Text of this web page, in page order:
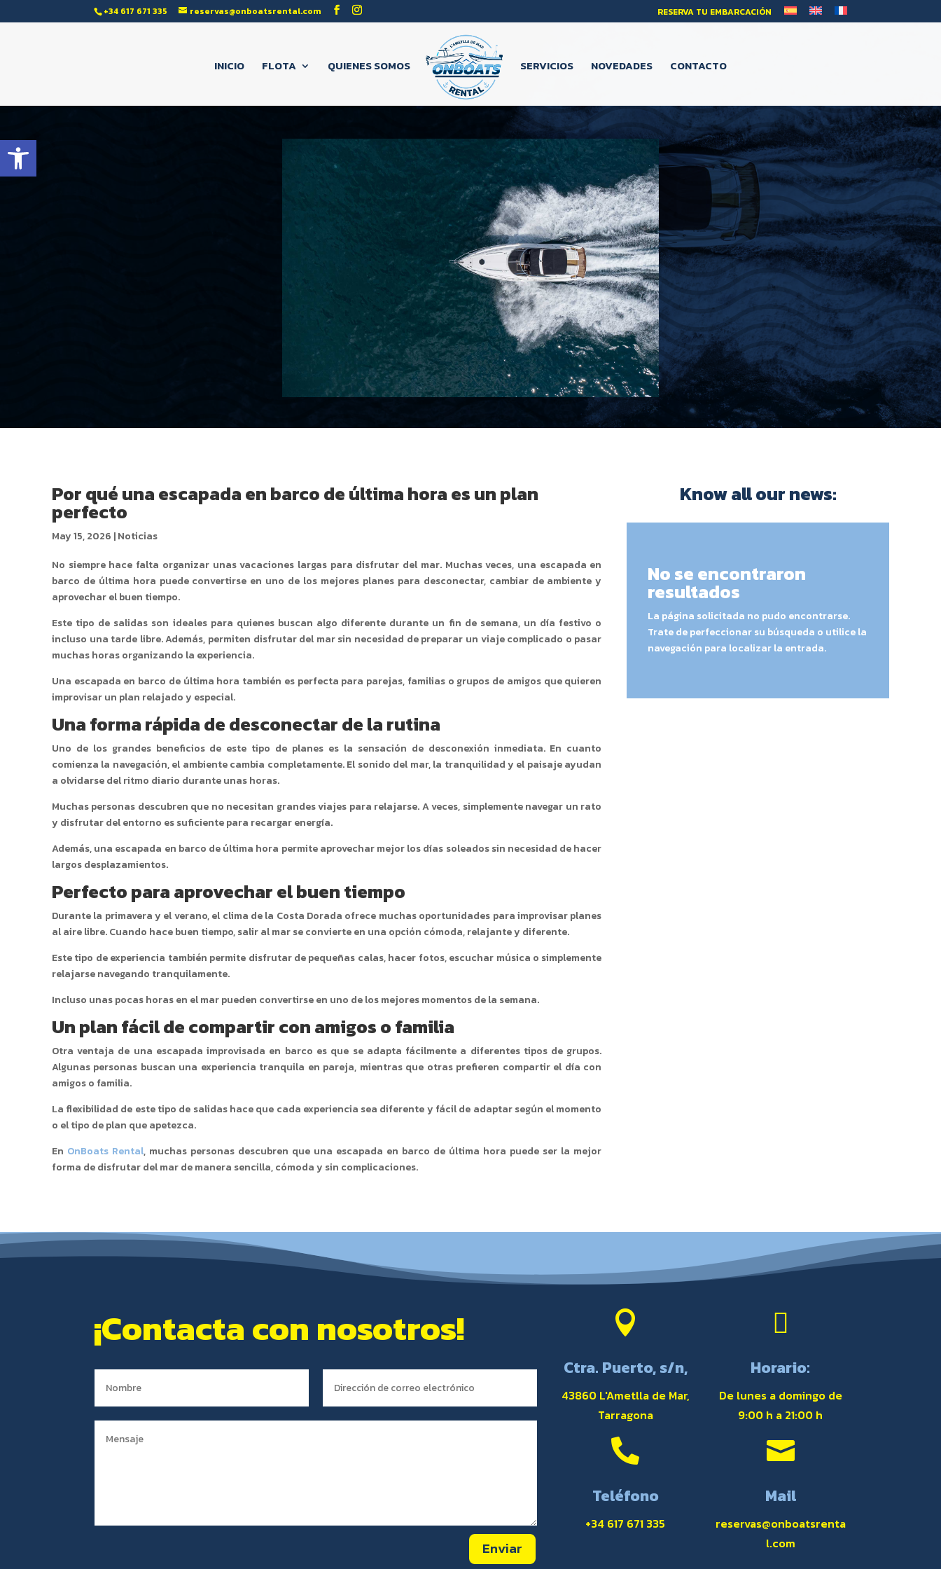
Abrir barra de herramientas
‭+34 617 671 335‬ reservas@onboatsrental.com RESERVA TU EMBARCACIÓN
INICIO FLOTA QUIENES SOMOS SERVICIOS NOVEDADES CONTACTO
Por qué una escapada en barco de última hora es un plan
perfecto
May 15, 2026 |Noticias
No siempre hace falta organizar unas vacaciones largas para disfrutar del mar. Muchas veces, una escapada en
barco de última hora puede convertirse en uno de los mejores planes para desconectar, cambiar de ambiente y
aprovechar el buen tiempo.
Este tipo de salidas son ideales para quienes buscan algo diferente durante un fin de semana, un día festivo o
incluso una tarde libre. Además, permiten disfrutar del mar sin necesidad de preparar un viaje complicado o pasar
muchas horas organizando la experiencia.
Una escapada en barco de última hora también es perfecta para parejas, familias o grupos de amigos que quieren
improvisar un plan relajado y especial.
Una forma rápida de desconectar de la rutina
Uno de los grandes beneficios de este tipo de planes es la sensación de desconexión inmediata. En cuanto
comienza la navegación, el ambiente cambia completamente. El sonido del mar, la tranquilidad y el paisaje ayudan
a olvidarse del ritmo diario durante unas horas.
Muchas personas descubren que no necesitan grandes viajes para relajarse. A veces, simplemente navegar un rato
y disfrutar del entorno es suficiente para recargar energía.
Además, una escapada en barco de última hora permite aprovechar mejor los días soleados sin necesidad de hacer
largos desplazamientos.
Perfecto para aprovechar el buen tiempo
Durante la primavera y el verano, el clima de la Costa Dorada ofrece muchas oportunidades para improvisar planes
al aire libre. Cuando hace buen tiempo, salir al mar se convierte en una opción cómoda, relajante y diferente.
Este tipo de experiencia también permite disfrutar de pequeñas calas, hacer fotos, escuchar música o simplemente
relajarse navegando tranquilamente.
Incluso unas pocas horas en el mar pueden convertirse en uno de los mejores momentos de la semana.
Un plan fácil de compartir con amigos o familia
Otra ventaja de una escapada improvisada en barco es que se adapta fácilmente a diferentes tipos de grupos.
Algunas personas buscan una experiencia tranquila en pareja, mientras que otras prefieren compartir el día con
amigos o familia.
La flexibilidad de este tipo de salidas hace que cada experiencia sea diferente y fácil de adaptar según el momento
o el tipo de plan que apetezca.
En OnBoats Rental, muchas personas descubren que una escapada en barco de última hora puede ser la mejor
forma de disfrutar del mar de manera sencilla, cómoda y sin complicaciones.
Know all our news:
No se encontraron
resultados
La página solicitada no pudo encontrarse.
Trate de perfeccionar su búsqueda o utilice la
navegación para localizar la entrada.
¡Contacta con nosotros!
Enviar

Ctra. Puerto, s/n,
43860 L'Ametlla de Mar,
Tarragona

Teléfono
+34 617 671 335

Horario:
De lunes a domingo de
9:00 h a 21:00 h

Mail
reservas@onboatsrenta
l.com